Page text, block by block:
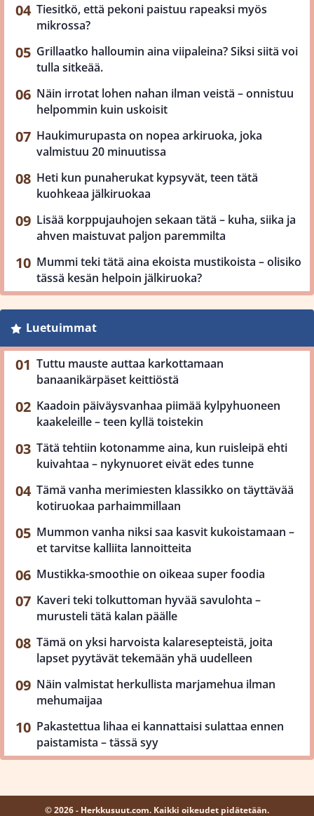
Tiesitkö, että pekoni paistuu rapeaksi myös
mikrossa?
Grillaatko halloumin aina viipaleina? Siksi siitä voi
tulla sitkeää.
Näin irrotat lohen nahan ilman veistä – onnistuu
helpommin kuin uskoisit
Haukimurupasta on nopea arkiruoka, joka
valmistuu 20 minuutissa
Heti kun punaherukat kypsyvät, teen tätä
kuohkeaa jälkiruokaa
Lisää korppujauhojen sekaan tätä – kuha, siika ja
ahven maistuvat paljon paremmilta
Mummi teki tätä aina ekoista mustikoista – olisiko
tässä kesän helpoin jälkiruoka?
Luetuimmat
Tuttu mauste auttaa karkottamaan
banaanikärpäset keittiöstä
Kaadoin päiväysvanhaa piimää kylpyhuoneen
kaakeleille – teen kyllä toistekin
Tätä tehtiin kotonamme aina, kun ruisleipä ehti
kuivahtaa – nykynuoret eivät edes tunne
Tämä vanha merimiesten klassikko on täyttävää
kotiruokaa parhaimmillaan
Mummon vanha niksi saa kasvit kukoistamaan –
et tarvitse kalliita lannoitteita
Mustikka-smoothie on oikeaa super foodia
Kaveri teki tolkuttoman hyvää savulohta –
murusteli tätä kalan päälle
Tämä on yksi harvoista kalaresepteistä, joita
lapset pyytävät tekemään yhä uudelleen
Näin valmistat herkullista marjamehua ilman
mehumaijaa
Pakastettua lihaa ei kannattaisi sulattaa ennen
paistamista – tässä syy
© 2026 - Herkkusuut.com. Kaikki oikeudet pidätetään.